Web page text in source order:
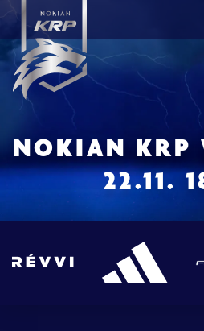
NOKIAN KRP
22.11.